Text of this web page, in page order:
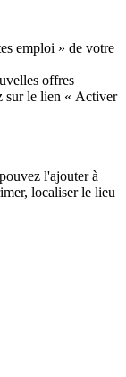
emploi » de votre
offres
sur le lien « Activer
l'ajouter à
localiser le lieu